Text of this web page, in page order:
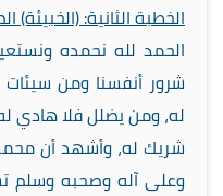
الخطبة الثانية: (الخبيئة)
الحمد لله نحمده
شرور أنفسنا ومن سيئات
له، ومن يضلل فلا هادي
شريك له، وأشهد أن
وعلى آله وصحبه وسلم